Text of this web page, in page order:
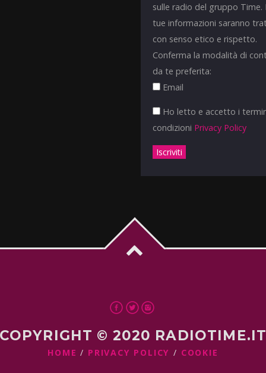
sulle radio del gruppo Time.
tue informazioni saranno
con senso etico e rispetto.
Conferma la modalità di
da te preferita:
Email
Ho letto e accetto i
condizioni Privacy Policy
COPYRIGHT © 2020 RADIOTIME.IT
HOME PRIVACY POLICY COOKIE